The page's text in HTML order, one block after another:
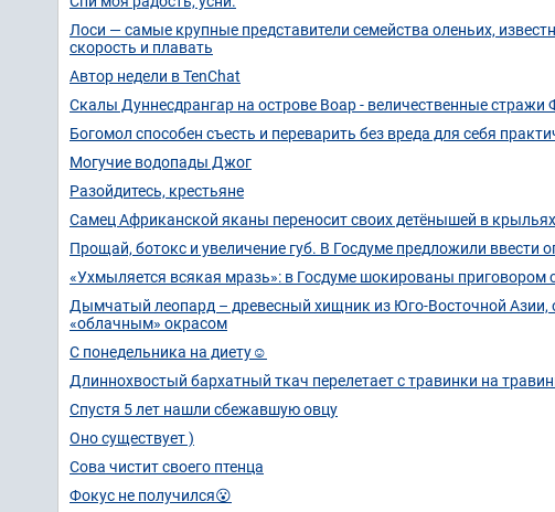
Лоси — самые крупные представители семейства оленьих,
скорость и плавать
Автор недели в TenChat
Скалы Дуннесдрангар на острове Воар - величественные стражи
Богомол способен съесть и переварить без вреда для себя
Могучие водопады Джог
Разойдитесь, крестьяне
Самец Африканской яканы переносит своих детёнышей в
Прощай, ботокс и увеличение губ. В Госдуме предложили ввести
«Ухмыляется всякая мразь»: в Госдуме шокированы
Дымчатый леопард – древесный хищник из Юго-Восточной
«облачным» окрасом
С понедельника на диету☺️
Длиннохвостый бархатный ткач перелетает с травинки на
Спустя 5 лет нашли сбежавшую овцу
Оно существует )
Сова чистит своего птенца
Фокус не получился😮